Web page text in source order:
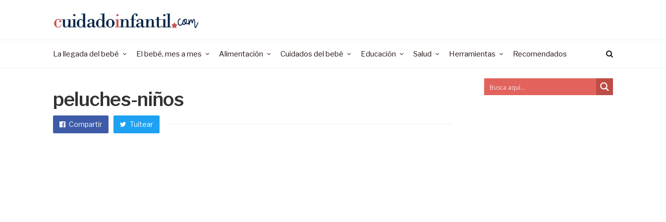
La llegada del bebé El bebé, mes a mes Alimentación Cuidados del bebé Educación Salud Herramientas Recomendados
peluches-niños
Compartir Tuitear